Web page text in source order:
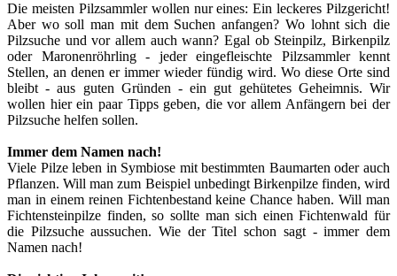
Die meisten Pilzsammler wollen nur eines: Ein leckeres Pilzgericht!
Aber wo soll man mit dem Suchen anfangen? Wo lohnt sich die
Pilzsuche und vor allem auch wann? Egal ob Steinpilz, Birkenpilz
oder Maronenröhrling - jeder eingefleischte Pilzsammler kennt
Stellen, an denen er immer wieder fündig wird. Wo diese Orte sind
bleibt - aus guten Gründen - ein gut gehütetes Geheimnis. Wir
wollen hier ein paar Tipps geben, die vor allem Anfängern bei der
Pilzsuche helfen sollen.
Immer dem Namen nach!
Viele Pilze leben in Symbiose mit bestimmten Baumarten oder auch
Pflanzen. Will man zum Beispiel unbedingt Birkenpilze finden, wird
man in einem reinen Fichtenbestand keine Chance haben. Will man
Fichtensteinpilze finden, so sollte man sich einen Fichtenwald für
die Pilzsuche aussuchen. Wie der Titel schon sagt - immer dem
Namen nach!